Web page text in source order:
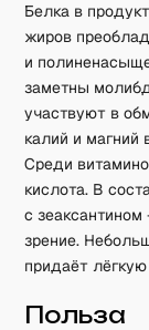
Белка в
жиров
и
заметны
участвуют в
калий и магний
Среди
кислота. В
с
зрение.
придаёт
Польза